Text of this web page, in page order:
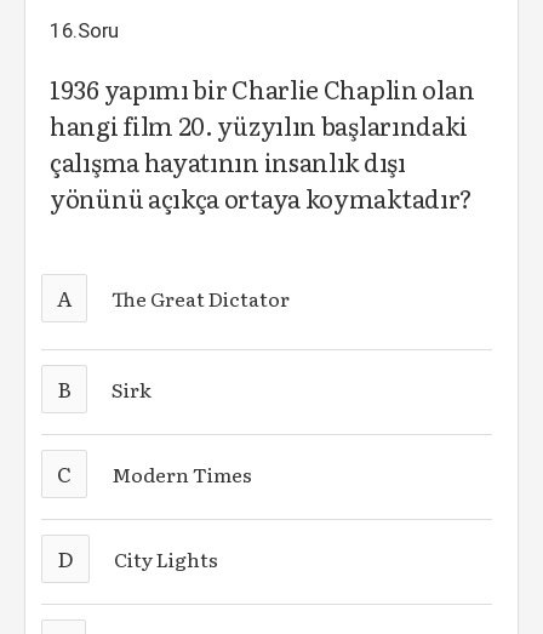
16.Soru
1936 yapımı bir Charlie Chaplin olan
hangi film 20. yüzyılın başlarındaki
çalışma hayatının insanlık dışı
yönünü açıkça ortaya koymaktadır?
A The Great Dictator
B Sirk
C Modern Times
D City Lights